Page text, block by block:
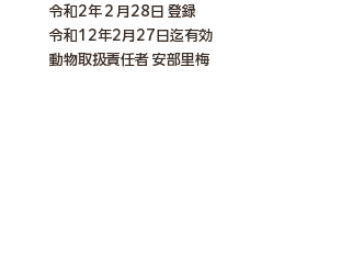
令和2年２月28日 登録
令和12年2月27日迄有効
動物取扱責任者 ​安部里梅​